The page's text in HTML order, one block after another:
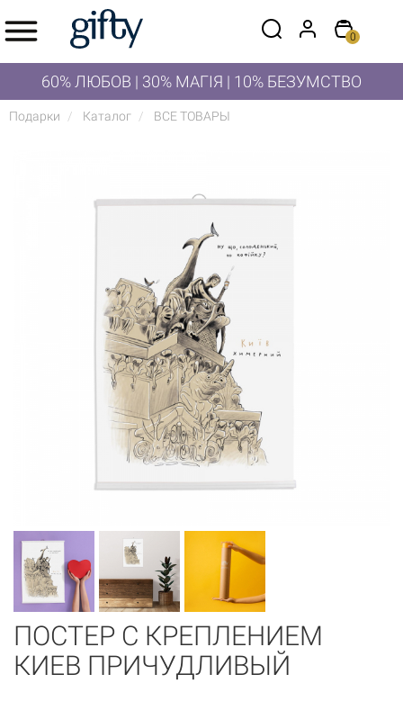
0
60% ЛЮБОВ | 30% МАГІЯ | 10% БЕЗУМСТВО
Подарки Каталог ВСЕ ТОВАРЫ
ПОСТЕР С КРЕПЛЕНИЕМ
КИЕВ ПРИЧУДЛИВЫЙ